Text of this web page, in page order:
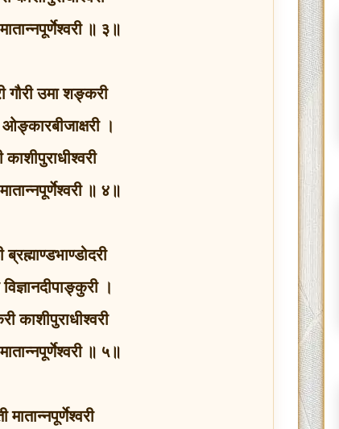
॥ ३॥
उमा शङ्करी
ओङ्कारबीजाक्षरी ।
काशीपुराधीश्वरी
॥ ४॥
।
काशीपुराधीश्वरी
॥ ५॥
मातान्नपूर्णेश्वरी